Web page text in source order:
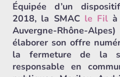
Équipée d’un
2018, la SMAC le Fil
Auvergne-Rhône-
élaborer son offre
la fermeture de la
responsable en